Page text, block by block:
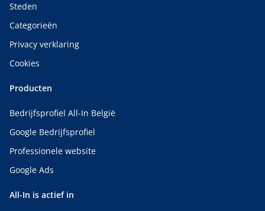
Steden
Categorieën
Privacy verklaring
Cookies
Producten
Bedrijfsprofiel All-In België
Google Bedrijfsprofiel
Professionele website
Google Ads
All-In is actief in